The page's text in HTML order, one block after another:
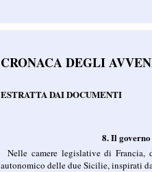
CRONACA DEGLI
ESTRATTA DAI DOCUMENTI
8. Il
Nelle camere legislative di
autonomico delle due Sicilie, inspirati